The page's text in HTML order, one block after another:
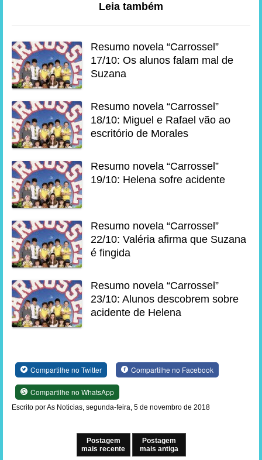
Leia também
Resumo novela “Carrossel”
17/10: Os alunos falam mal de
Suzana
Resumo novela “Carrossel”
18/10: Miguel e Rafael vão ao
escritório de Morales
Resumo novela “Carrossel”
19/10: Helena sofre acidente
Resumo novela “Carrossel”
22/10: Valéria afirma que Suzana
é fingida
Resumo novela “Carrossel”
23/10: Alunos descobrem sobre
acidente de Helena
Compartilhe no Twitter Compartilhe no Facebook
Compartilhe no WhatsApp
Escrito por As Noticias, segunda-feira, 5 de novembro de 2018
Postagem
mais recente
Postagem
mais antiga